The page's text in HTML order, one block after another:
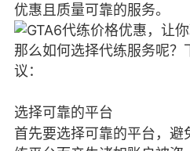
优惠且质量可靠的服务。
那么如何选择代练服务呢？
议：
选择可靠的平台
首先要选择可靠的平台，